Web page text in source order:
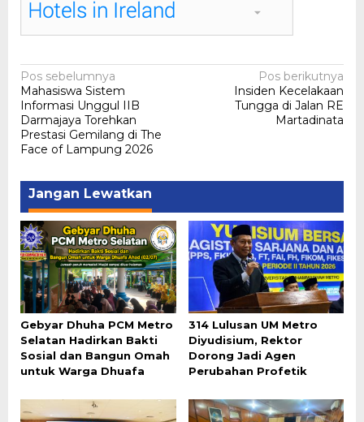
Navigasi
pos
Pos sebelumnya
Mahasiswa Sistem
Informasi Unggul IIB
Darmajaya Torehkan
Prestasi Gemilang di The
Face of Lampung 2026
Pos berikutnya
Insiden Kecelakaan
Tungga di Jalan RE
Martadinata
Jangan Lewatkan
Gebyar Dhuha PCM Metro
Selatan Hadirkan Bakti
Sosial dan Bangun Omah
untuk Warga Dhuafa
314 Lulusan UM Metro
Diyudisium, Rektor
Dorong Jadi Agen
Perubahan Profetik